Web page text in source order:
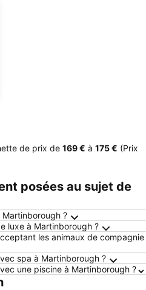
de prix de ‎169 € à ‎175 € (Prix
posées au sujet de
Martinborough ?
luxe à Martinborough ?
les animaux de compagnie
spa à Martinborough ?
une piscine à Martinborough ?